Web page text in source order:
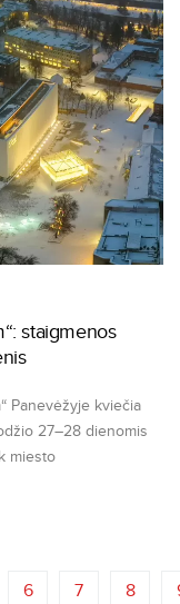
staigmenos
Panevėžyje kviečia
27–28 dienomis
miesto
6 7 8